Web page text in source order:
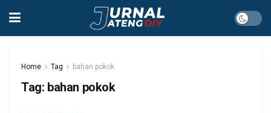
Home Tag bahan pokok
Tag: bahan pokok